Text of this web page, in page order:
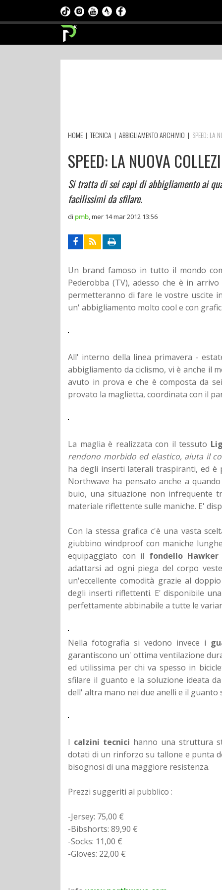
HOME |TECNICA | ABBIGLIAMENTO ARCHIVIO | SPEED: LA
SPEED: LA NUOVA
Si tratta di sei capi di abbigliamento ai
facilissimi da sfilare.
di pmb mer 14 mar 2012 13:56
Un brand famoso in tutto il mondo
Pederobba (TV), adesso che è in
permetteranno di fare le vostre uscite
un' abbigliamento molto cool e con
All' interno della linea primavera -
abbigliamento da ciclismo, vi è anche il
avuto in prova e che è composta da
provato la maglietta, coordinata con il
La maglia è realizzata con il tessuto
rendono morbido ed elastico, aiuta il
ha degli inserti laterali traspiranti, ed è
Northwave ha pensato anche a
buio, una situazione non infrequente
materiale riflettente sulle maniche. E'
Con la stessa grafica c'è una vasta
giubbino windproof con maniche
equipaggiato con il fondello
adattarsi ad ogni piega del corpo
un'eccellente comodità grazie al
degli inserti riflettenti. E' disponibile
perfettamente abbinabile a tutte le
Nella fotografia si vedono invece i
garantiscono un' ottima ventilazione
ed utilissima per chi va spesso in
sfilare il guanto e la soluzione ideata
dell' altra mano nei due anelli e il guanto
I calzini tecnici hanno una struttura
dotati di un rinforzo su tallone e punta
bisognosi di una maggiore resistenza.
Prezzi suggeriti al pubblico :
-Jersey: 75,00 €
-Bibshorts: 89,90 €
-Socks: 11,00 €
-Gloves: 22,00 €